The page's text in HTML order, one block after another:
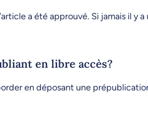
a été approuvé. Si jamais il y
en libre accès?
en déposant une